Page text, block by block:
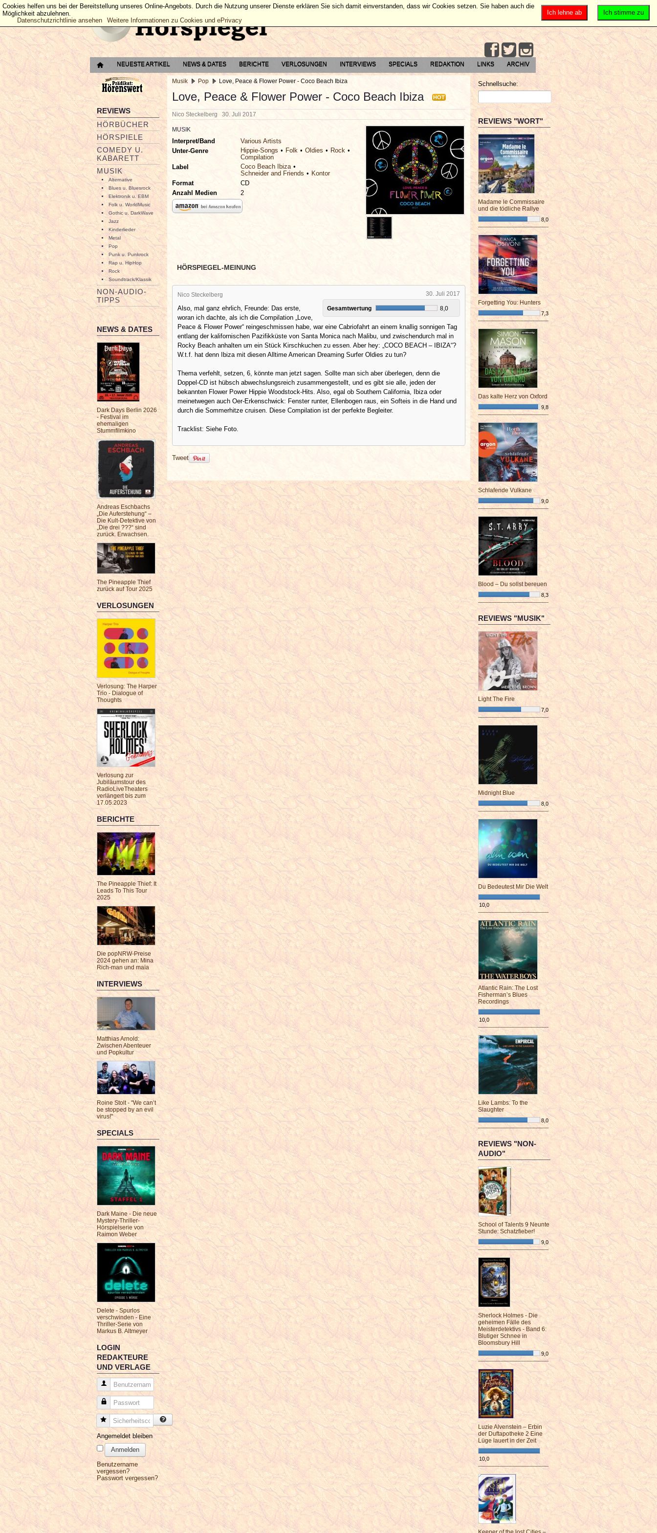
NEUESTE ARTIKEL NEWS & DATES BERICHTE VERLOSUNGEN INTERVIEWS SPECIALS REDAKTION LINKS ARCHIV
REVIEWS
HÖRBÜCHER
HÖRSPIELE
COMEDY U.
KABARETT
MUSIK
Alternative
Blues u. Bluesrock
Elektronik u. EBM
Folk u. WorldMusic
Gothic u. DarkWave
Jazz
Kinderlieder
Metal
Pop
Punk u. Punkrock
Rap u. HipHop
Rock
Soundtrack/Klassik
NON-AUDIO-
TIPPS
NEWS & DATES
Dark Days Berlin 2026
- Festival im
ehemaligen
Stummfilmkino
Andreas Eschbachs
„Die Auferstehung“ –
Die Kult-Detektive von
„Die drei ???“ sind
zurück. Erwachsen.
The Pineapple Thief
zurück auf Tour 2025
VERLOSUNGEN
Verlosung: The Harper
Trio - Dialogue of
Thoughts
Verlosung zur
Jubiläumstour des
RadioLiveTheaters
verlängert bis zum
17.05.2023
BERICHTE
The Pineapple Thief: It
Leads To This Tour
2025
Die popNRW-Preise
2024 gehen an: Mina
Rich-man und maïa
INTERVIEWS
Matthias Arnold:
Zwischen Abenteuer
und Popkultur
Roine Stolt - "We can’t
be stopped by an evil
virus!"
SPECIALS
Dark Maine - Die neue
Mystery-Thriller-
Hörspielserie von
Raimon Weber
Delete - Spurlos
verschwinden - Eine
Thriller-Serie von
Markus B. Altmeyer
LOGIN
REDAKTEURE
UND VERLAGE
Benutzername
Passwort
Sicherheitscode
Angemeldet bleiben
Anmelden
Benutzername
vergessen?
Passwort vergessen?
Musik Pop Love, Peace & Flower Power - Coco Beach Ibiza
Love, Peace & Flower Power - Coco Beach Ibiza HOT
Nico Steckelberg 30. Juli 2017
MUSIK
Interpret/Band
Various Artists
Unter-Genre
Hippie-Songs Folk Oldies
Rock
Compilation
Label
Coco Beach Ibiza
Schneider and Friends
Kontor
Format
CD
Anzahl Medien
2
HÖRSPIEGEL-MEINUNG
30. Juli 2017
Nico Steckelberg
Gesamtwertung 8,0
Also, mal ganz ehrlich, Freunde: Das erste,
woran ich dachte, als ich die Compilation „Love,
Peace & Flower Power“ reingeschmissen habe, war eine Cabriofahrt an einem knallig sonnigen Tag
entlang der kalifornischen Pazifikküste von Santa Monica nach Malibu, und zwischendurch mal in
Rocky Beach anhalten um ein Stück Kirschkuchen zu essen. Aber hey: „COCO BEACH – IBIZA“?
W.t.f. hat denn Ibiza mit diesen Alltime American Dreaming Surfer Oldies zu tun?
Thema verfehlt, setzen, 6, könnte man jetzt sagen. Sollte man sich aber überlegen, denn die
Doppel-CD ist hübsch abwechslungsreich zusammengestellt, und es gibt sie alle, jeden der
bekannten Flower Power Hippie Woodstock-Hits. Also, egal ob Southern California, Ibiza oder
meinetwegen auch Oer-Erkenschwick: Fenster runter, Ellenbogen raus, ein Softeis in die Hand und
durch die Sommerhitze cruisen. Diese Compilation ist der perfekte Begleiter.
Tracklist: Siehe Foto.
Tweet
Schnellsuche:
REVIEWS "WORT"
Madame le Commissaire
und die tödliche Rallye
8,0
¯¯¯¯¯¯¯¯¯¯¯¯¯¯¯¯¯¯¯¯¯¯¯¯
Forgetting You: Hunters
7,3
¯¯¯¯¯¯¯¯¯¯¯¯¯¯¯¯¯¯¯¯¯¯¯¯
Das kalte Herz von Oxford
9,8
¯¯¯¯¯¯¯¯¯¯¯¯¯¯¯¯¯¯¯¯¯¯¯¯
Schlafende Vulkane
9,0
¯¯¯¯¯¯¯¯¯¯¯¯¯¯¯¯¯¯¯¯¯¯¯¯
Blood – Du sollst bereuen
8,3
¯¯¯¯¯¯¯¯¯¯¯¯¯¯¯¯¯¯¯¯¯¯¯¯
REVIEWS "MUSIK"
Light The Fire
7,0
¯¯¯¯¯¯¯¯¯¯¯¯¯¯¯¯¯¯¯¯¯¯¯¯
Midnight Blue
8,0
¯¯¯¯¯¯¯¯¯¯¯¯¯¯¯¯¯¯¯¯¯¯¯¯
Du Bedeutest Mir Die Welt
10,0
¯¯¯¯¯¯¯¯¯¯¯¯¯¯¯¯¯¯¯¯¯¯¯¯
Atlantic Rain: The Lost
Fisherman’s Blues
Recordings
10,0
¯¯¯¯¯¯¯¯¯¯¯¯¯¯¯¯¯¯¯¯¯¯¯¯
Like Lambs: To the
Slaughter
8,0
¯¯¯¯¯¯¯¯¯¯¯¯¯¯¯¯¯¯¯¯¯¯¯¯
REVIEWS "NON-
AUDIO"
School of Talents 9 Neunte
Stunde: Schatzfieber!
9,0
¯¯¯¯¯¯¯¯¯¯¯¯¯¯¯¯¯¯¯¯¯¯¯¯
Sherlock Holmes - Die
geheimen Fälle des
Meisterdetektivs - Band 6:
Blutiger Schnee in
Bloomsbury Hill
9,0
¯¯¯¯¯¯¯¯¯¯¯¯¯¯¯¯¯¯¯¯¯¯¯¯
Luzie Alvenstein – Erbin
der Duftapotheke 2 Eine
Lüge lauert in der Zeit
10,0
¯¯¯¯¯¯¯¯¯¯¯¯¯¯¯¯¯¯¯¯¯¯¯¯
Ich stimme zu
Ich lehne ab
Cookies helfen uns bei der Bereitstellung unseres Online-Angebots. Durch die Nutzung unserer Dienste erklären Sie sich damit einverstanden, dass wir Cookies setzen. Sie haben auch die
Möglichkeit abzulehnen.
Datenschutzrichtlinie ansehen
Weitere Informationen zu Cookies und ePrivacy